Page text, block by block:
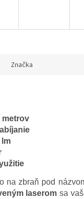
Značka
metrov
lm
na zbraň pod
laserom sa